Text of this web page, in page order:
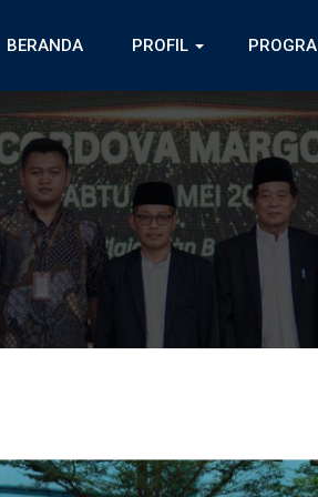
BERANDA PROFIL